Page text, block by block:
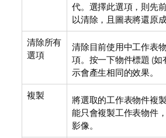
代。選擇此選項，則先
以清除，且圖表將還原
清除所有
選項
清除目前使用中工作表
項。按一下物件標題 (如
示會產生相同的效果。
複製
將選取的工作表物件複
能只會複製工作表物件
影像。